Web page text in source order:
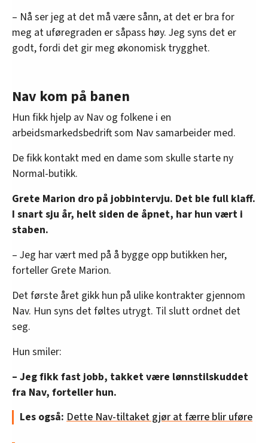
– Nå ser jeg at det må være sånn, at det er bra for
meg at uføregraden er såpass høy. Jeg syns det er
godt, fordi det gir meg økonomisk trygghet.
Nav kom på banen
Hun fikk hjelp av Nav og folkene i en
arbeidsmarkedsbedrift som Nav samarbeider med.
De fikk kontakt med en dame som skulle starte ny
Normal-butikk.
Grete Marion dro på jobbintervju. Det ble full klaff.
I snart sju år, helt siden de åpnet, har hun vært i
staben.
– Jeg har vært med på å bygge opp butikken her,
forteller Grete Marion.
Det første året gikk hun på ulike kontrakter gjennom
Nav. Hun syns det føltes utrygt. Til slutt ordnet det
seg.
Hun smiler:
– Jeg fikk fast jobb, takket være lønnstilskuddet
fra Nav, forteller hun.
Les også: Dette Nav-tiltaket gjør at færre blir uføre